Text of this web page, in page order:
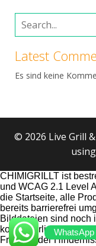
Latest
Es sind keine
© 2026 Live Grill
CHIMIGRILLT ist
und WCAG 2.1 Level
die Startseite, alle
bereits barrierefrei
Bilddateien sind noch
kontinuierlich daran,
Fragen oder